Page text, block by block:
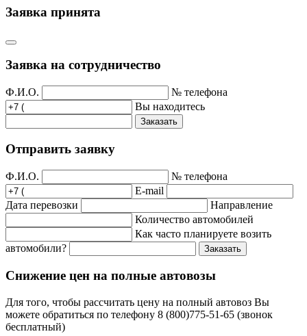
Заявка принята
Заявка на сотрудничество
Ф.И.О.
№ телефона
Вы находитесь
Заказать
Отправить заявку
Ф.И.О.
№ телефона
E-mail
Дата перевозки
Направление
Количество автомобилей
Как часто планируете возить
автомобили?
Заказать
Снижение цен на полные автовозы
Для того, чтобы рассчитать цену на полный автовоз Вы
можете обратиться по телефону 8 (800)775-51-65 (звонок
бесплатный)